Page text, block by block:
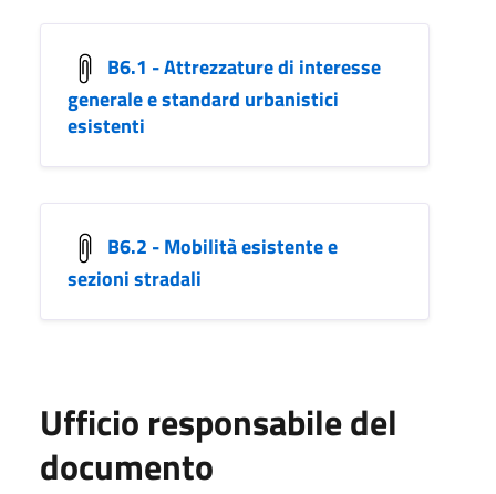
B6.1 - Attrezzature di interesse
generale e standard urbanistici
esistenti
B6.2 - Mobilità esistente e
sezioni stradali
Ufficio responsabile del
documento